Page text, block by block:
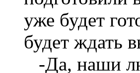
уже будет
будет ждать
-Да, наши